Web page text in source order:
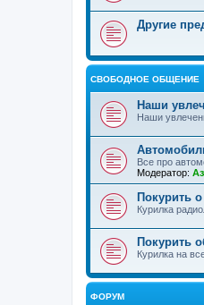
Другие
СВОБОДНОЕ ОБЩЕНИЕ
Наши
Наши
Все про
Модератор:
Покурить
Курилка
Покурить
Курилка на
ФОРУМ